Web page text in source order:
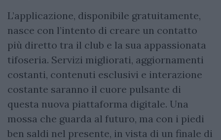
L’applicazione, disponibile gratuitamente,
nasce con l’intento di creare un contatto
più diretto tra il club e la sua appassionata
tifoseria. Servizi migliorati, aggiornamenti
costanti, contenuti esclusivi e interazione
costante saranno il cuore pulsante di
questa nuova piattaforma digitale. Una
mossa che guarda al futuro, ma con i piedi
ben saldi nel presente, in vista di un finale di